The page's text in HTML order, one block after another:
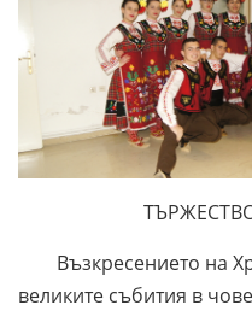
ТЪРЖЕСТВО В
Възкресението на
великите събития в